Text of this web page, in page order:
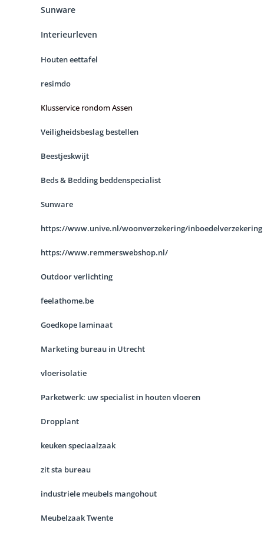
Sunware
Interieurleven
Houten eettafel
resimdo
Klusservice rondom Assen
Veiligheidsbeslag bestellen
Beestjeskwijt
Beds & Bedding beddenspecialist
Sunware
https://www.unive.nl/woonverzekering/inboedelverzekering
https://www.remmerswebshop.nl/
Outdoor verlichting
feelathome.be
Goedkope laminaat
Marketing bureau in Utrecht
vloerisolatie
Parketwerk: uw specialist in houten vloeren
Dropplant
keuken speciaalzaak
zit sta bureau
industriele meubels mangohout
Meubelzaak Twente